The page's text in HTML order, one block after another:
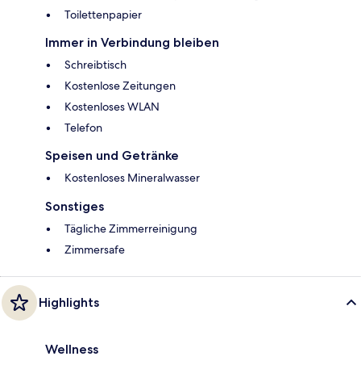
Toilettenpapier
Immer in Verbindung bleiben
Schreibtisch
Kostenlose Zeitungen
Kostenloses WLAN
Telefon
Speisen und Getränke
Kostenloses Mineralwasser
Sonstiges
Tägliche Zimmerreinigung
Zimmersafe
Highlights
Wellness